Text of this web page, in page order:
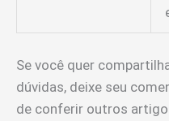
Se você quer
dúvidas, deixe seu
de conferir outros